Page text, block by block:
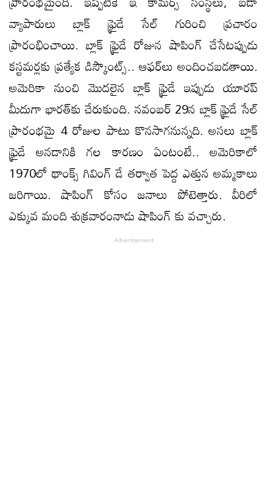
వ్యాపారులు బ్లాక్ ఫ్రైడే సేల్‌ గురించి ప్రచారం
ప్రారంభించాయి. బ్లాక్ ఫ్రైడే రోజున షాపింగ్ చేసేటప్పుడు
కస్టమర్లకు ప్రత్యేక డిస్కౌంట్స్.. ఆఫర్‌లు అందించబడతాయి.
అమెరికా నుంచి మొదలైన బ్లాక్ ఫ్రైడే ఇప్పుడు యూరప్
మీదుగా భారత్‌కు చేరుకుంది. నవంబర్ 29న బ్లాక్ ఫ్రైడే సేల్
ప్రారంభమై 4 రోజుల పాటు కొనసాగనున్నది. అసలు బ్లాక్
ఫ్రైడే అనడానికి గల కారణం ఏంటంటే.. అమెరికాలో
1970లో థాంక్స్ గివింగ్ డే తర్వాత పెద్ద ఎత్తున అమ్మకాలు
జరిగాయి. షాపింగ్ కోసం జనాలు పోటెత్తారు. వీరిలో
ఎక్కువ మంది శుక్రవారంనాడు షాపింగ్ కు వచ్చారు.